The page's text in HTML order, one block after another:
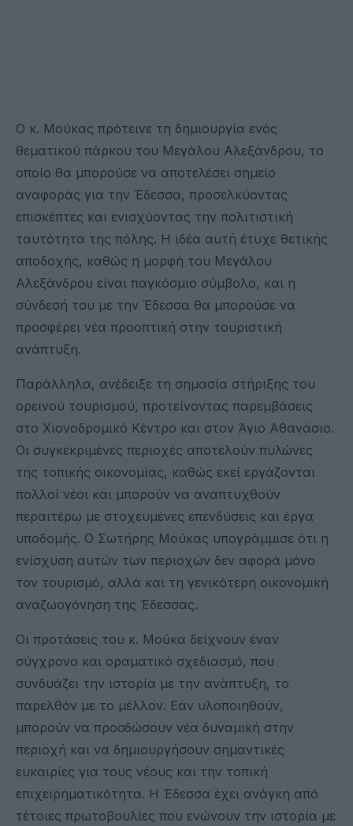
Ο κ. Μούκας πρότεινε τη δημιουργία ενός
θεματικού πάρκου του Μεγάλου Αλεξάνδρου, το
οποίο θα μπορούσε να αποτελέσει σημείο
αναφοράς για την Έδεσσα, προσελκύοντας
επισκέπτες και ενισχύοντας την πολιτιστική
ταυτότητα της πόλης. Η ιδέα αυτή έτυχε θετικής
αποδοχής, καθώς η μορφή του Μεγάλου
Αλεξάνδρου είναι παγκόσμιο σύμβολο, και η
σύνδεσή του με την Έδεσσα θα μπορούσε να
προσφέρει νέα προοπτική στην τουριστική
ανάπτυξη.
Παράλληλα, ανέδειξε τη σημασία στήριξης του
ορεινού τουρισμού, προτείνοντας παρεμβάσεις
στο Χιονοδρομικό Κέντρο και στον Άγιο Αθανάσιο.
Οι συγκεκριμένες περιοχές αποτελούν πυλώνες
της τοπικής οικονομίας, καθώς εκεί εργάζονται
πολλοί νέοι και μπορούν να αναπτυχθούν
περαιτέρω με στοχευμένες επενδύσεις και έργα
υποδομής. Ο Σωτήρης Μούκας υπογράμμισε ότι η
ενίσχυση αυτών των περιοχών δεν αφορά μόνο
τον τουρισμό, αλλά και τη γενικότερη οικονομική
αναζωογόνηση της Έδεσσας.
Οι προτάσεις του κ. Μούκα δείχνουν έναν
σύγχρονο και οραματικό σχεδιασμό, που
συνδυάζει την ιστορία με την ανάπτυξη, το
παρελθόν με το μέλλον. Εάν υλοποιηθούν,
μπορούν να προσδώσουν νέα δυναμική στην
περιοχή και να δημιουργήσουν σημαντικές
ευκαιρίες για τους νέους και την τοπική
επιχειρηματικότητα. Η Έδεσσα έχει ανάγκη από
τέτοιες πρωτοβουλίες που ενώνουν την ιστορία με